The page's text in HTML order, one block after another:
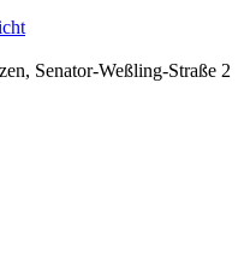
Senator-Weßling-Straße 2